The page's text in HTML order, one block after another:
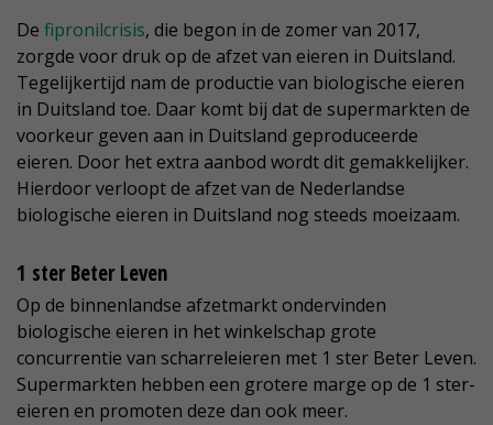
De fipronilcrisis, die begon in de zomer van 2017,
zorgde voor druk op de afzet van eieren in Duitsland.
Tegelijkertijd nam de productie van biologische eieren
in Duitsland toe. Daar komt bij dat de supermarkten de
voorkeur geven aan in Duitsland geproduceerde
eieren. Door het extra aanbod wordt dit gemakkelijker.
Hierdoor verloopt de afzet van de Nederlandse
biologische eieren in Duitsland nog steeds moeizaam.
1 ster Beter Leven
Op de binnenlandse afzetmarkt ondervinden
biologische eieren in het winkelschap grote
concurrentie van scharreleieren met 1 ster Beter Leven.
Supermarkten hebben een grotere marge op de 1 ster-
eieren en promoten deze dan ook meer.